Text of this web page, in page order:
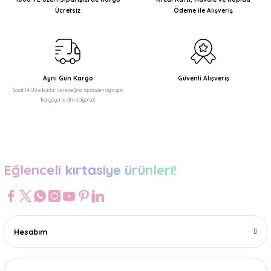
Ürün bilgilerinde hatalar bulunuyor.
Bu ürüne benzer farklı alternatifler olmalı.
Ücretsiz
Ödeme ile Alışveriş
Aynı Gün Kargo
Saat 14:00'e kadar vereceğiniz siparişleri aynı gün
kargoya teslim ediyoruz!
Güvenli Alışveriş
Eğlenceli kırtasiye ürünleri!
Hesabım